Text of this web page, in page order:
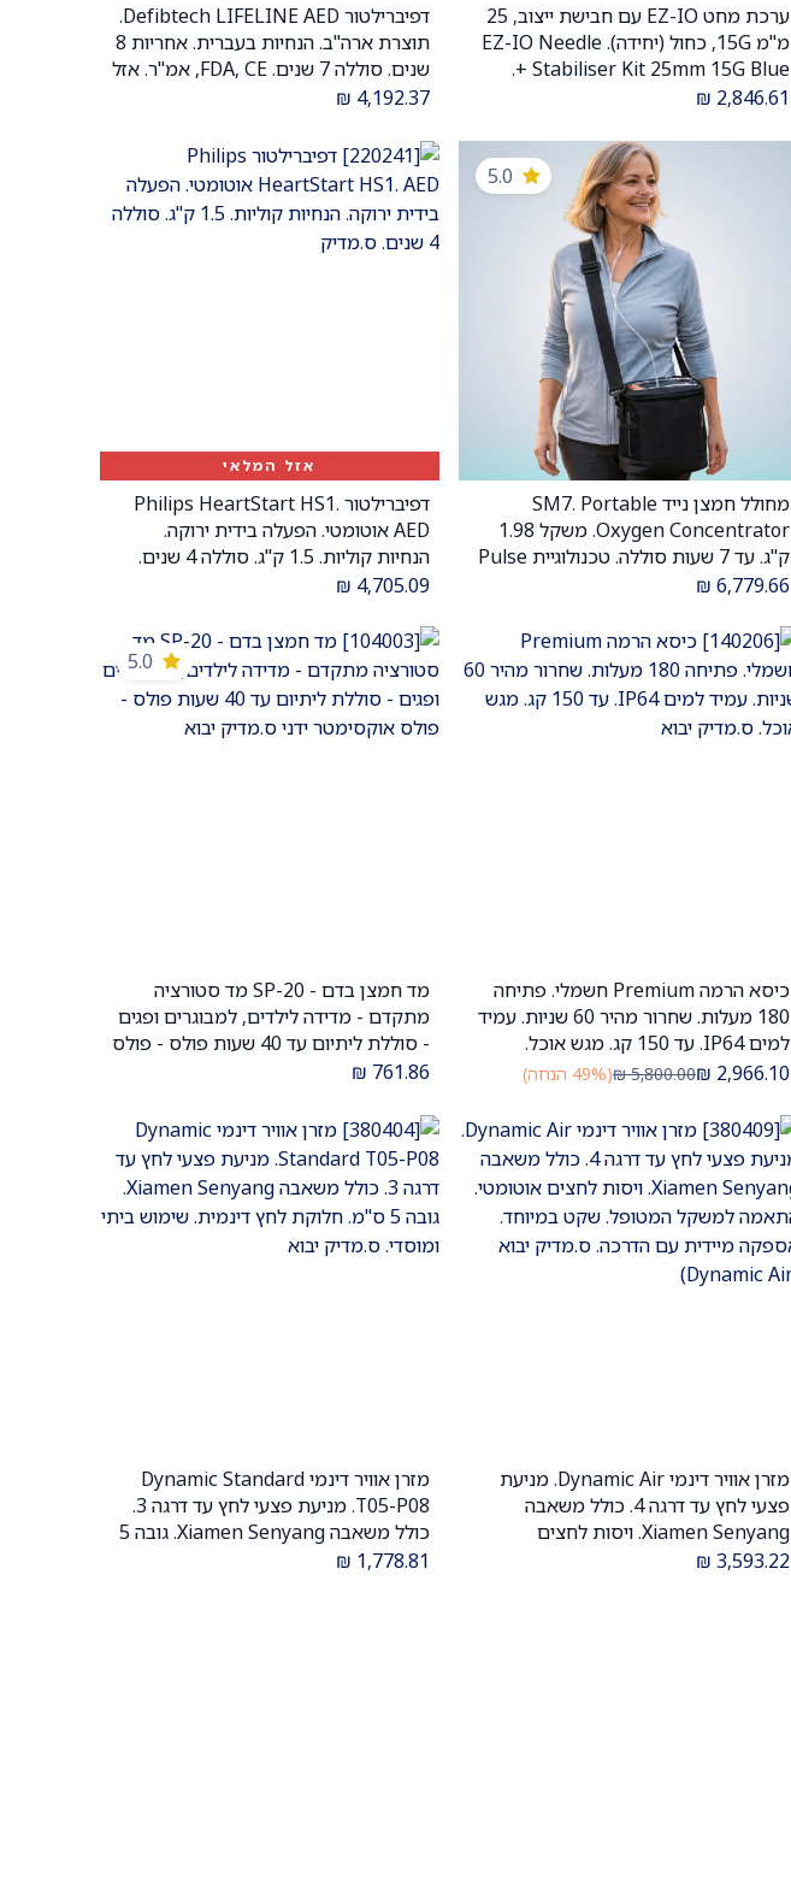
הוספה לעגלה
ערכת מחט EZ-IO עם חבישת ייצוב, 25
מ"מ 15G, כחול (יחידה). EZ-IO Needle
+ Stabiliser Kit 25mm 15G Blue.
יבוא
2,846.61
₪
דפיברילטור Defibtech LIFELINE AED.
תוצרת ארה"ב. הנחיות בעברית. אחריות 8
שנים. סוללה 7 שנים. FDA, CE, אמ"ר. אזל
מהמלאי. ס.מדיק
4,192.37
₪
5.0
הוספה לעגלה
מחולל חמצן נייד SM7. Portable
Oxygen Concentrator. משקל 1.98
ק"ג. עד 7 שעות סוללה. טכנולוגיית Pulse
Flow. ס.מדיק יבוא
6,779.66
₪
אזל המלאי
דפיברילטור Philips HeartStart HS1.
AED אוטומטי. הפעלה בידית ירוקה.
הנחיות קוליות. 1.5 ק"ג. סוללה 4 שנים.
ס.מדיק
4,705.09
₪
הוספה לעגלהכיסא הרמה Premium חשמלי. פתיחה
180 מעלות. שחרור מהיר 60 שניות. עמיד
למים IP64. עד 150 קג. מגש אוכל.
ס.מדיק יבוא
2,966.10
₪
5,800.00
₪(49% הנחה)
5.0
הוספה לעגלהמד חמצן בדם - SP-20 מד סטורציה
מתקדם - מדידה לילדים, למבוגרים ופגים
- סוללת ליתיום עד 40 שעות פולס - פולס
אוקסימטר ידני ס.מדיק יבוא
761.86
₪
הוספה לעגלה מזרן אוויר דינמי Dynamic Air. מניעת
פצעי לחץ עד דרגה 4. כולל משאבה
Xiamen Senyang. ויסות לחצים
אוטומטי. התאמה למשקל המטופל. שקט
3,593.22
₪
הוספה לעגלה
מזרן אוויר דינמי Dynamic Standard
T05-P08. מניעת פצעי לחץ עד דרגה 3.
כולל משאבה Xiamen Senyang. גובה 5
ס"מ. חלוקת לחץ דינמית. שימוש ביתי
1,778.81
₪